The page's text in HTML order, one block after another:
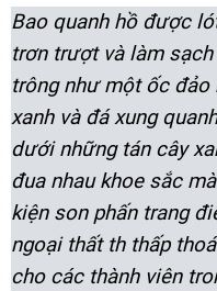
Bao quanh hồ được
trơn trượt và làm
trông như một ốc
xanh và đá xung
dưới những tán cây
đua nhau khoe sắc
kiện son phấn trang
ngoại thất ththấp
cho các thành viên